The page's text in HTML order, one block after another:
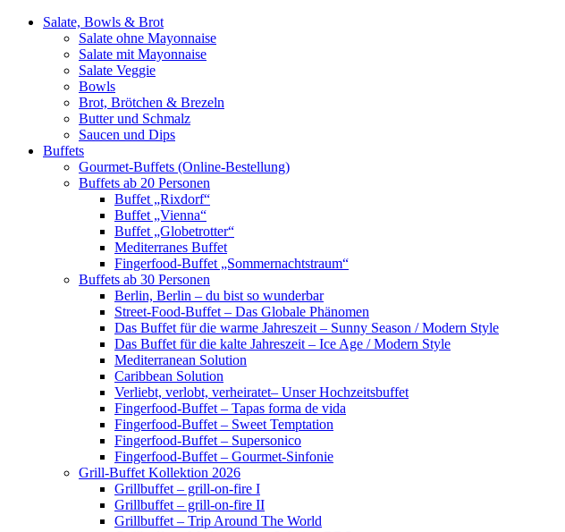
Salate, Bowls & Brot
Salate ohne Mayonnaise
Salate mit Mayonnaise
Salate Veggie
Bowls
Brot, Brötchen & Brezeln
Butter und Schmalz
Saucen und Dips
Buffets
Gourmet-Buffets (Online-Bestellung)
Buffets ab 20 Personen
Buffet „Rixdorf“
Buffet „Vienna“
Buffet „Globetrotter“
Mediterranes Buffet
Fingerfood-Buffet „Sommernachtstraum“
Buffets ab 30 Personen
Berlin, Berlin – du bist so wunderbar
Street-Food-Buffet – Das Globale Phänomen
Das Buffet für die warme Jahreszeit – Sunny Season / Modern Style
Das Buffet für die kalte Jahreszeit – Ice Age / Modern Style
Mediterranean Solution
Caribbean Solution
Verliebt, verlobt, verheiratet– Unser Hochzeitsbuffet
Fingerfood-Buffet – Tapas forma de vida
Fingerfood-Buffet – Sweet Temptation
Fingerfood-Buffet – Supersonico
Fingerfood-Buffet – Gourmet-Sinfonie
Grill-Buffet Kollektion 2026
Grillbuffet – grill-on-fire I
Grillbuffet – grill-on-fire II
Grillbuffet – Trip Around The World